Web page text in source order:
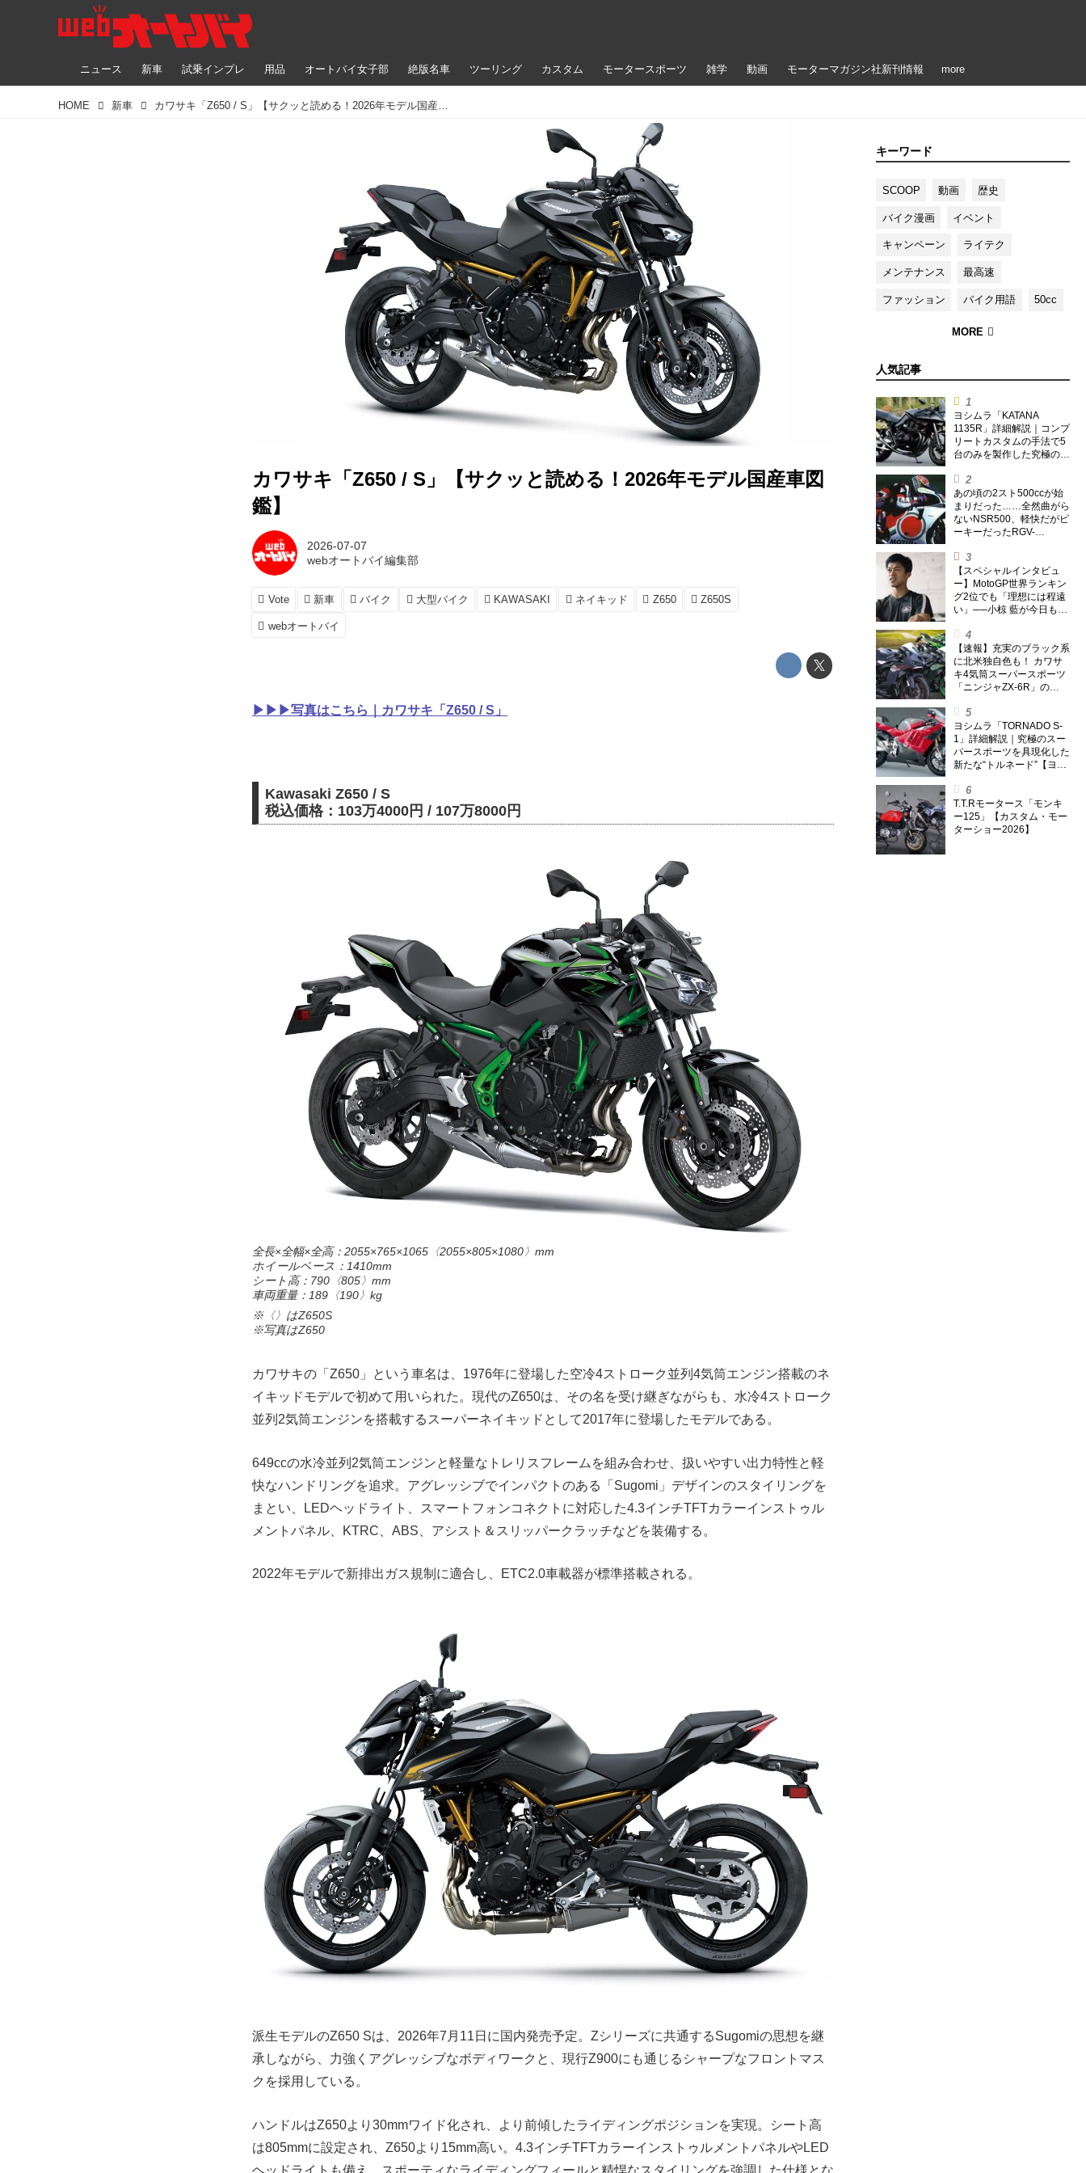
ニュース 新車 試乗インプレ 用品 オートバイ女子部 絶版名車 ツーリング カスタム モータースポーツ 雑学 動画 モーターマガジン社新刊情報 more
HOME 新車 カワサキ「Z650 / S」【サクッと読める！2026年モデル国産車図鑑】
カワサキ「Z650 / S」【サクッと読める！2026年モデル国産車図
鑑】
2026-07-07
webオートバイ編集部
Vote 新車 バイク 大型バイク KAWASAKI ネイキッド Z650 Z650S
webオートバイ
キーワード
SCOOP 動画 歴史
バイク漫画 イベント
キャンペーン ライテク
メンテナンス 最高速
ファッション バイク用語 50cc
人気記事
ヨシムラ「KATANA
1135R」詳細解説｜コンプ
リートカスタムの手法で5
台のみを製作した究極の銘
あの頃の2スト500ccが始
まりだった……全然曲がら
ないNSR500、軽快だがピ
ーキーだったRGV-
(アオキマニアックレーシ
ング) Vol.1】
【スペシャルインタビュ
ー】MotoGP世界ランキン
グ2位でも「理想には程遠
い」──小椋 藍が今日も走
【速報】充実のブラック系
に北米独自色も！ カワサ
キ4気筒スーパースポーツ
「ニンジャZX-6R」の
筒ニンジャも出たよ【海
外】
ヨシムラ「TORNADO S-
1」詳細解説｜究極のスー
パースポーツを具現化した
新たな“トルネード”【ヨシ
T.T.Rモータース「モンキ
ー125」【カスタム・モー
ターショー2026】
▶▶▶写真はこちら｜カワサキ「Z650 / S」
Kawasaki Z650 / S
税込価格：103万4000円 / 107万8000円
全長×全幅×全高：2055×765×1065〈2055×805×1080〉mm
ホイールベース：1410mm
シート高：790〈805〉mm
車両重量：189〈190〉kg
※〈〉はZ650S
※写真はZ650
カワサキの「Z650」という車名は、1976年に登場した空冷4ストローク並列4気筒エンジン搭載のネ
イキッドモデルで初めて用いられた。現代のZ650は、その名を受け継ぎながらも、水冷4ストローク
並列2気筒エンジンを搭載するスーパーネイキッドとして2017年に登場したモデルである。
649ccの水冷並列2気筒エンジンと軽量なトレリスフレームを組み合わせ、扱いやすい出力特性と軽
快なハンドリングを追求。アグレッシブでインパクトのある「Sugomi」デザインのスタイリングを
まとい、LEDヘッドライト、スマートフォンコネクトに対応した4.3インチTFTカラーインストゥル
メントパネル、KTRC、ABS、アシスト＆スリッパークラッチなどを装備する。
2022年モデルで新排出ガス規制に適合し、ETC2.0車載器が標準搭載される。
派生モデルのZ650 Sは、2026年7月11日に国内発売予定。Zシリーズに共通するSugomiの思想を継
承しながら、力強くアグレッシブなボディワークと、現行Z900にも通じるシャープなフロントマス
クを採用している。
ハンドルはZ650より30mmワイド化され、より前傾したライディングポジションを実現。シート高
は805mmに設定され、Z650より15mm高い。4.3インチTFTカラーインストゥルメントパネルやLED
ヘッドライトも備え、スポーティなライディングフィールと精悍なスタイリングを強調した仕様とな